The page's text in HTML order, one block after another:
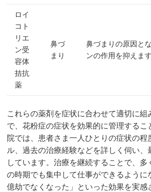
ロイ
コト
リエ
ン受
容体
拮抗
薬
鼻づ
まり
鼻づまりの原因と
ンの作用を抑えます
これらの薬剤を症状に合わせて適切に組
で、花粉症の症状を効果的に管理するこ
院では、患者さま一人ひとりの症状の程
ル、過去の治療経験などを詳しく伺い、
しています。治療を継続することで、多
の時期でも集中して仕事ができるように
億劫でなくなった」といった効果を実感